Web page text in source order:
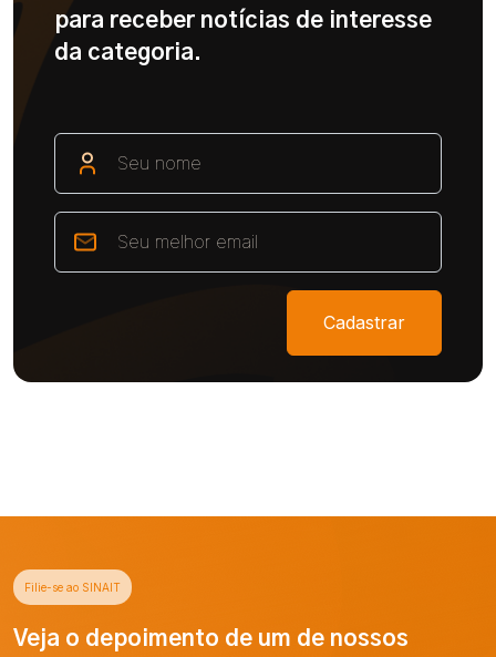
para receber notícias de interesse
da categoria.
Cadastrar
Filie-se ao SINAIT
Veja o depoimento de um de nossos